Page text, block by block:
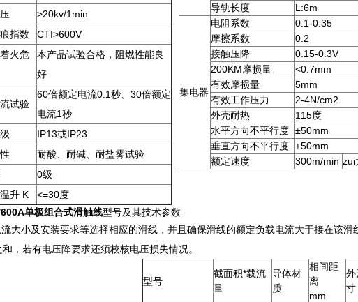
>20kv/1min
指数 CTI>600V
火危
本产品试验合格，阻燃性能良
好
试验
60倍额定电流0.1秒、30倍额定
电流1秒
IP13或IP23
耐酸、耐碱、耐盐雾试验
0级
升 K <=30度
导轨长度
L:6m
集电器
电阻系数
0.1-0.35
摩擦系数
0.2
接触压降
0.15-0.3V
200KM摩损量
<0.7mm
有效摩损量
5mm
有效工作压力
2-4N/cm2
外壳耐热
115度
水平方向不平行度 ±50mm
垂直方向不平行度 ±50mm
额定速度
300m/min zui
单极组合式滑触线型号及其技术参数
大小及安装要求等选择相应的滑线，并且确保滑线的额定负载电流大于接在该滑
，若有电压降要求还须校核电压损失情况。
型号
截面积*载流
量
导体材
质
相间距
离
mm
外
寸